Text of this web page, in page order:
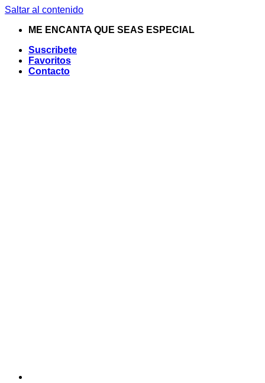
Saltar al contenido
ME ENCANTA QUE SEAS ESPECIAL
Suscribete
Favoritos
Contacto